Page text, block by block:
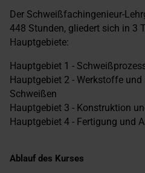
Der Schweißfachingenieur-
448 Stunden, gliedert sich in 3
Hauptgebiete:
Hauptgebiet 1 -
Hauptgebiet 2 - Werkstoffe
Schweißen
Hauptgebiet 3 - Konstruktion
Hauptgebiet 4 - Fertigung und
Ablauf des Kurses